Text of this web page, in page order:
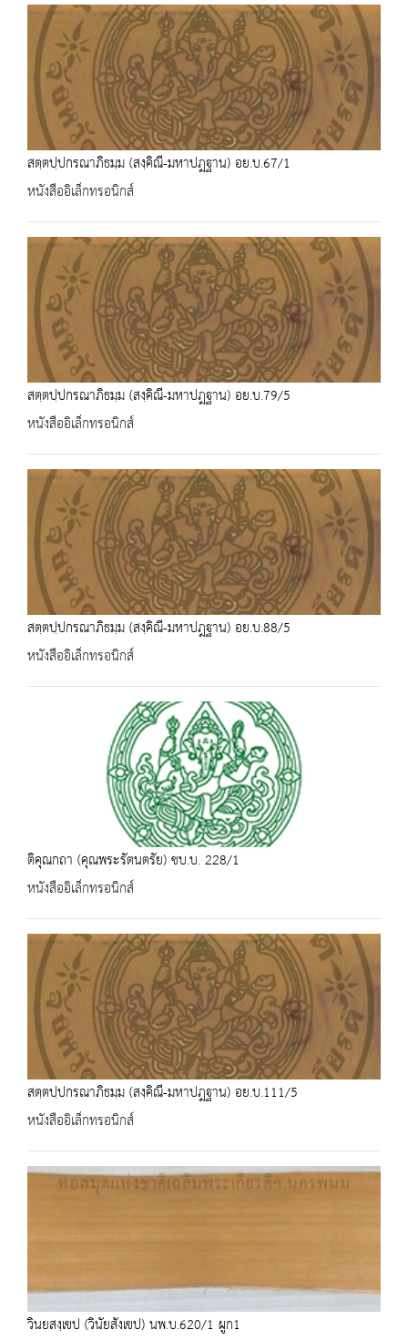
สตฺตปฺปกรณาภิธมฺม (สงฺคิณี-มหาปฎฐาน) อย.บ.67/1
หนังสืออิเล็กทรอนิกส์
สตฺตปฺปกรณาภิธมฺม (สงฺคิณี-มหาปฎฐาน) อย.บ.79/5
หนังสืออิเล็กทรอนิกส์
สตฺตปฺปกรณาภิธมฺม (สงฺคิณี-มหาปฎฐาน) อย.บ.88/5
หนังสืออิเล็กทรอนิกส์
ติคุณกถา (คุณพระรัตนตรัย) ชบ.บ. 228/1
หนังสืออิเล็กทรอนิกส์
สตฺตปฺปกรณาภิธมฺม (สงฺคิณี-มหาปฎฐาน) อย.บ.111/5
หนังสืออิเล็กทรอนิกส์
วินยสงฺเขป (วินัยสังเขป) นพ.บ.620/1 ผูก1